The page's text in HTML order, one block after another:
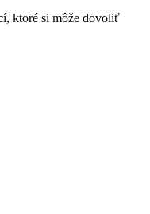
ktoré si môže dovoliť